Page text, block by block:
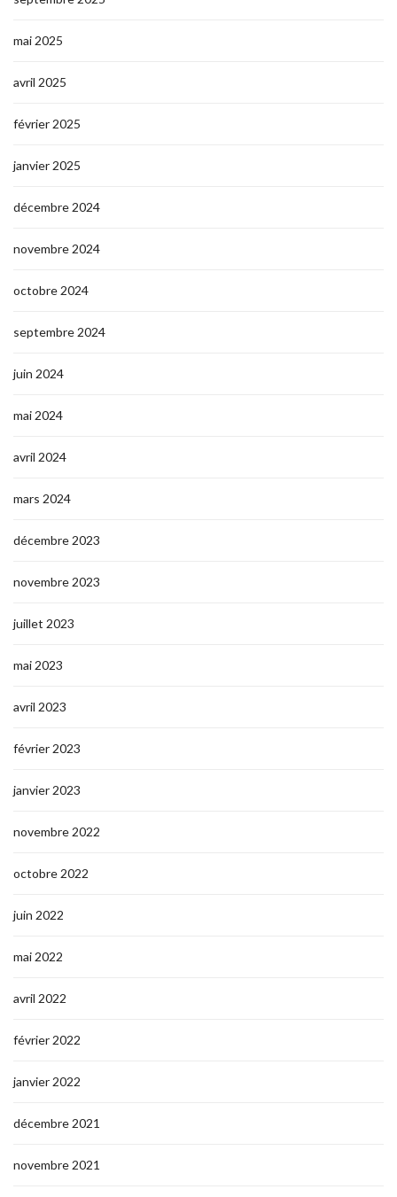
mai 2025
avril 2025
février 2025
janvier 2025
décembre 2024
novembre 2024
octobre 2024
septembre 2024
juin 2024
mai 2024
avril 2024
mars 2024
décembre 2023
novembre 2023
juillet 2023
mai 2023
avril 2023
février 2023
janvier 2023
novembre 2022
octobre 2022
juin 2022
mai 2022
avril 2022
février 2022
janvier 2022
décembre 2021
novembre 2021